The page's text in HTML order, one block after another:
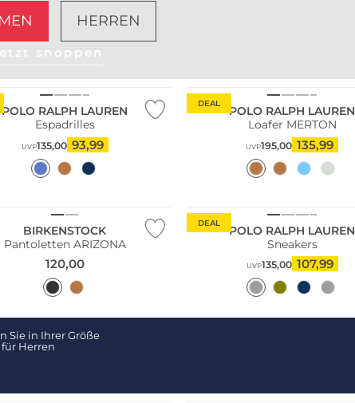
HERREN
shoppen
POLO RALPH LAUREN
Espadrilles
UVP135,00 93,99
DEAL
POLO RALPH LAUREN
Loafer MERTON
UVP195,00 135,99
BIRKENSTOCK
Pantoletten ARIZONA
120,00
DEAL
POLO RALPH LAUREN
Sneakers
UVP135,00 107,99
Sie in Ihrer Größe
Herren